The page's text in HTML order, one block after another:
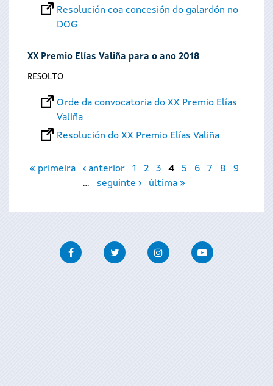
Resolución coa concesión do galardón no
DOG
XX Premio Elías Valiña para o ano 2018
RESOLTO
Orde da convocatoria do XX Premio Elías
Valiña
Resolución do XX Premio Elías Valiña
Páxinas
« primeira ‹ anterior 1 2 3 4 5 6 7 8
9
…
seguinte › última »
FacebookTwitter InstagramYoutube